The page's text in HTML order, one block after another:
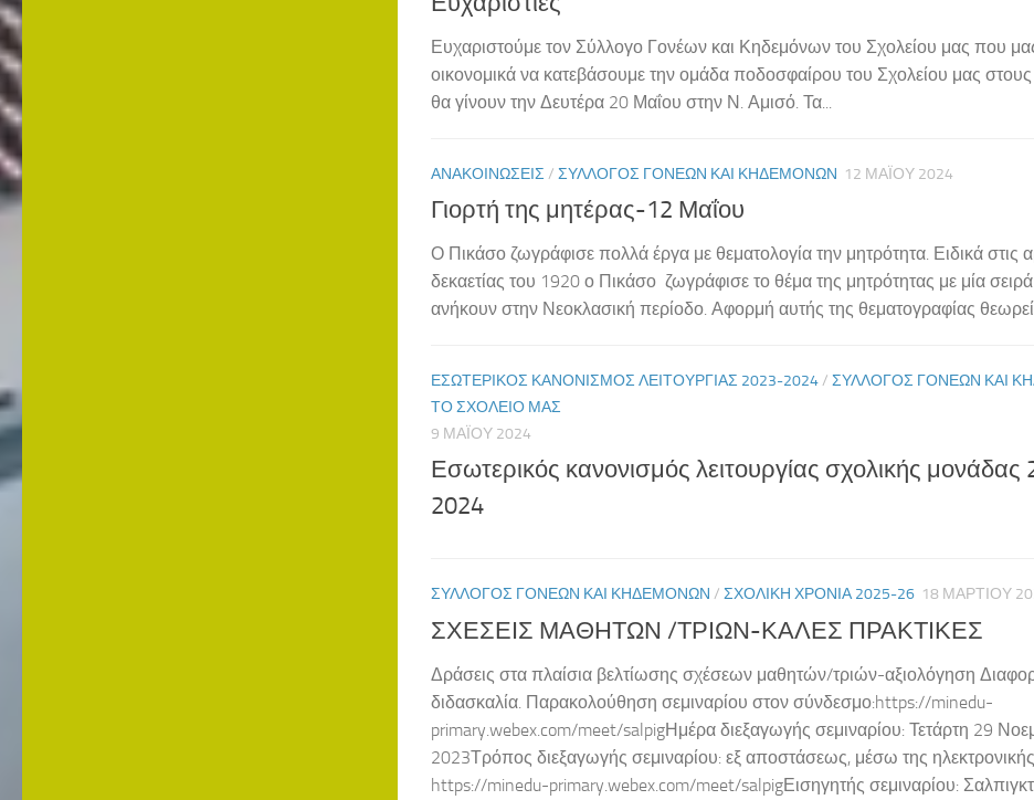
Ευχαριστούμε τον Σύλλογο Γονέων και Κηδεμόνων του Σχολείου μας που
οικονομικά να κατεβάσουμε την ομάδα ποδοσφαίρου του Σχολείου μας
θα γίνουν την Δευτέρα 20 Μαΐου στην Ν. Αμισό. Τα...
ΑΝΑΚΟΙΝΏΣΕΙΣ / ΣΎΛΛΟΓΟΣ ΓΟΝΈΩΝ ΚΑΙ ΚΗΔΕΜΌΝΩΝ 12 ΜΑΪ́ΟΥ 2024
Γιορτή της μητέρας-12 Μαΐου
Ο Πικάσο ζωγράφισε πολλά έργα με θεματολογία την μητρότητα. Ειδικά στις
δεκαετίας του 1920 ο Πικάσο ζωγράφισε το θέμα της μητρότητας με μία
ανήκουν στην Νεοκλασική περίοδο. Αφορμή αυτής της θεματογραφίας
ΕΣΩΤΕΡΙΚΌΣ ΚΑΝΟΝΙΣΜΌΣ ΛΕΙΤΟΥΡΓΊΑΣ 2023-2024/ ΣΎΛΛΟΓΟΣ ΓΟΝΈΩΝ ΚΑΙ
ΤΟ ΣΧΟΛΕΊΟ ΜΑΣ
9 ΜΑΪ́ΟΥ 2024
Εσωτερικός κανονισμός λειτουργίας σχολικής μονάδας
2024
ΣΎΛΛΟΓΟΣ ΓΟΝΈΩΝ ΚΑΙ ΚΗΔΕΜΌΝΩΝ / ΣΧΟΛΙΚΉ ΧΡΟΝΙΆ 2025-26 18 ΜΑΡΤΊΟΥ
ΣΧΕΣΕΙΣ ΜΑΘΗΤΩΝ /ΤΡΙΩΝ-ΚΑΛΕΣ ΠΡΑΚΤΙΚΕΣ
Δράσεις στα πλαίσια βελτίωσης σχέσεων μαθητών/τριών-αξιολόγηση
διδασκαλία. Παρακολούθηση σεμιναρίου στον σύνδεσμο:https://minedu-
primary.webex.com/meet/salpigΗμέρα διεξαγωγής σεμιναρίου: Τετάρτη 29
2023Τρόπος διεξαγωγής σεμιναρίου: εξ αποστάσεως, μέσω της
https://minedu-primary.webex.com/meet/salpigΕισηγητής σεμιναρίου: